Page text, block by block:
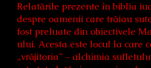
Relatările prezente în biblia
despre oamenii care trăiau
fost preluate din obiectivele
ului. Acesta este locul la care
„vrăjitoria” – alchimia